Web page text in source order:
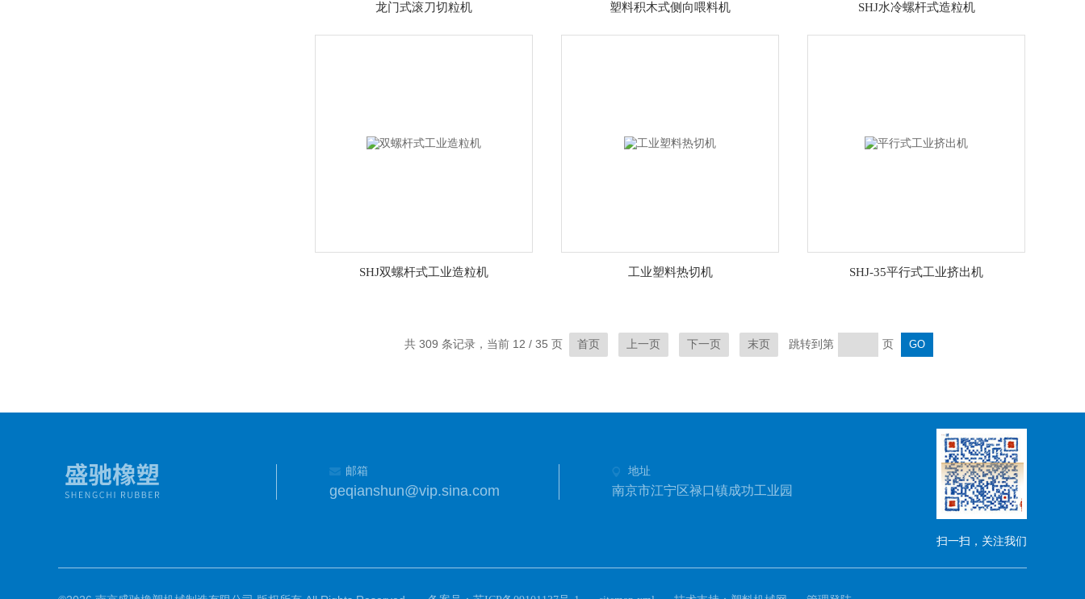
龙门式滚刀切粒机 塑料积木式侧向喂料机 SHJ水冷螺杆式造粒机
SHJ双螺杆式工业造粒机 工业塑料热切机 SHJ-35平行式工业挤出机
共 309 条记录，当前 12 / 35 页 首页 上一页 下一页 末页 跳转到第 页
邮箱
geqianshun@vip.sina.com
地址
南京市江宁区禄口镇成功工业园
扫一扫，关注我们